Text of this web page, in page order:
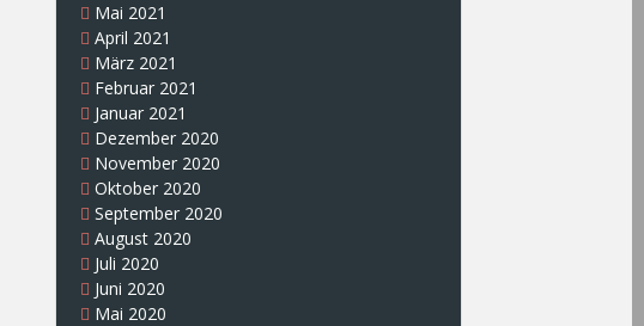
Mai 2021
April 2021
März 2021
Februar 2021
Januar 2021
Dezember 2020
November 2020
Oktober 2020
September 2020
August 2020
Juli 2020
Juni 2020
Mai 2020